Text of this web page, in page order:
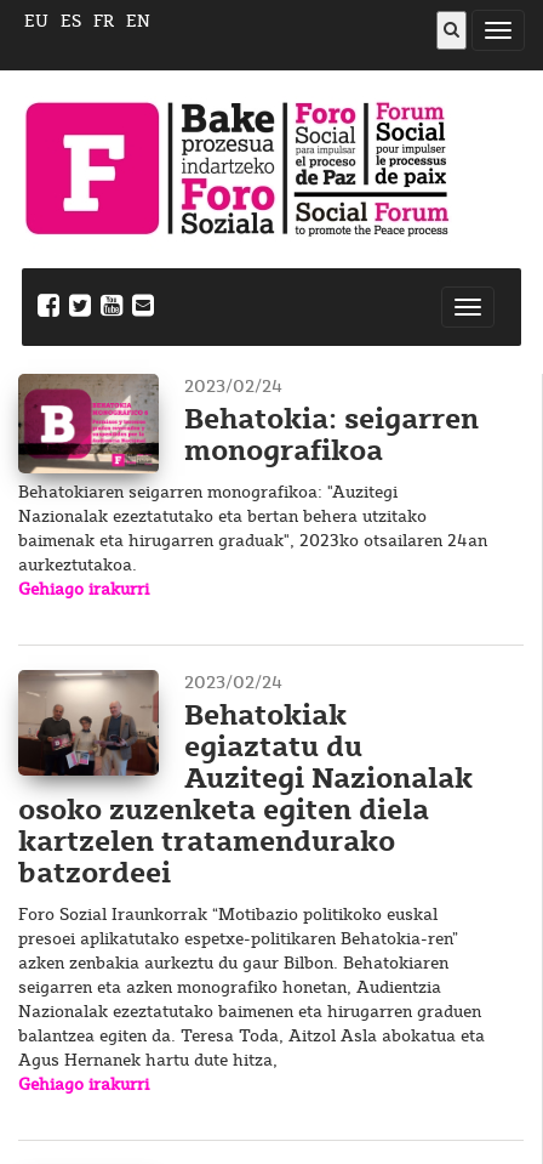
ireki
EU ES FR EN
2023/02/24
Behatokia: seigarren
monografikoa
Behatokiaren seigarren monografikoa: "Auzitegi
Nazionalak ezeztatutako eta bertan behera utzitako
baimenak eta hirugarren graduak", 2023ko otsailaren 24an
aurkeztutakoa.
Gehiago irakurri
2023/02/24
Behatokiak
egiaztatu du
Auzitegi Nazionalak
osoko zuzenketa egiten diela
kartzelen tratamendurako
batzordeei
Foro Sozial Iraunkorrak “Motibazio politikoko euskal
presoei aplikatutako espetxe-politikaren Behatokia-ren”
azken zenbakia aurkeztu du gaur Bilbon. Behatokiaren
seigarren eta azken monografiko honetan, Audientzia
Nazionalak ezeztatutako baimenen eta hirugarren graduen
balantzea egiten da. Teresa Toda, Aitzol Asla abokatua eta
Agus Hernanek hartu dute hitza,
Gehiago irakurri